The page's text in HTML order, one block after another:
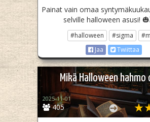
Painat vain omaa
selville halloween asusi!
#halloween #sigma
Jaa
Twiittaa
Mikä Halloween hahmo
405
2025-11-01